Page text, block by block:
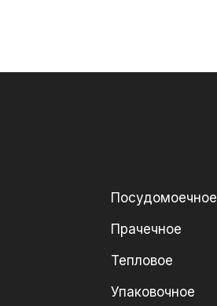
Посудомоечное
Прачечное
Тепловое
Упаковочное